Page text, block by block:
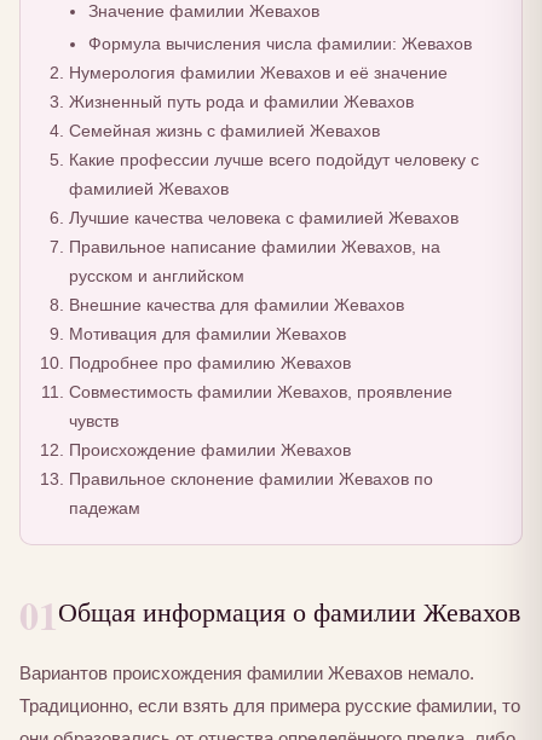
Значение фамилии Жевахов
Формула вычисления числа фамилии: Жевахов
Нумерология фамилии Жевахов и её значение
Жизненный путь рода и фамилии Жевахов
Семейная жизнь с фамилией Жевахов
Какие профессии лучше всего подойдут человеку с
фамилией Жевахов
Лучшие качества человека с фамилией Жевахов
Правильное написание фамилии Жевахов, на
русском и английском
Внешние качества для фамилии Жевахов
Мотивация для фамилии Жевахов
Подробнее про фамилию Жевахов
Совместимость фамилии Жевахов, проявление
чувств
Происхождение фамилии Жевахов
Правильное склонение фамилии Жевахов по
падежам
01Общая информация о фамилии Жевахов
Вариантов происхождения фамилии Жевахов немало.
Традиционно, если взять для примера русские фамилии, то